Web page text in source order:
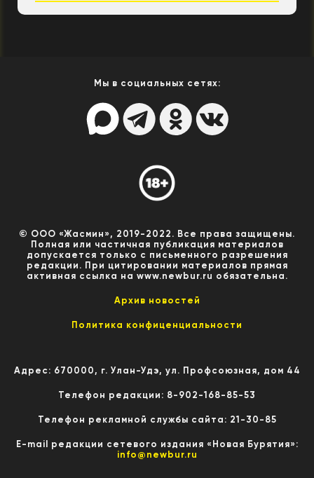
Мы в социальных сетях:
© ООО «Жасмин», 2019-2022. Все права защищены.
Полная или частичная публикация материалов
допускается только с письменного разрешения
редакции. При цитировании материалов прямая
активная ссылка на www.newbur.ru обязательна.
Архив новостей
Политика конфиценциальности
Адрес: 670000, г. Улан-Удэ, ул. Профсоюзная, дом 44
Телефон редакции: 8-902-168-85-53
Телефон рекламной службы сайта: 21-30-85
E-mail редакции сетевого издания «Новая Бурятия»:
info@newbur.ru